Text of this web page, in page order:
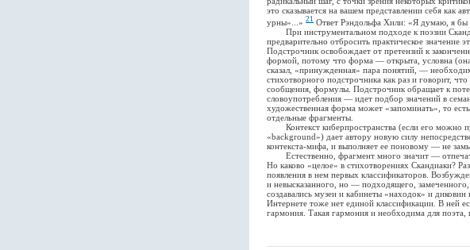
это сказывается на вашем представлении себя как
урны»...» 21 Ответ Рэндольфа Хили: «Я думаю, я бы
При инструментальном подходе к поэзии
предварительно отбросить практическое
Подстрочник освобождает от претензий к
формой, потому что форма — открыта, условна
сказал, «принужденная» пара понятий, —
стихотворного подстрочника как раз и говорит,
сообщения, формулы. Подстрочник обращает к
словоупотребления — идет подбор значений в
художественная форма может «запоминать», то
отдельные фрагменты.
Контекст киберпространства (если его можно
«background») дает автору новую силу
контекста-мифа, и выполняет ее поновому — не
Естественно, фрагмент много значит —
Но каково «целое» в стихотворениях Скандиаки?
появления в нем первых классификаторов.
и невысказанного, но — подходящего,
создавались музеи и кабинеты «находок» и
Интернете тоже нет единой классификации. В ней
гармония. Такая гармония и необходима для